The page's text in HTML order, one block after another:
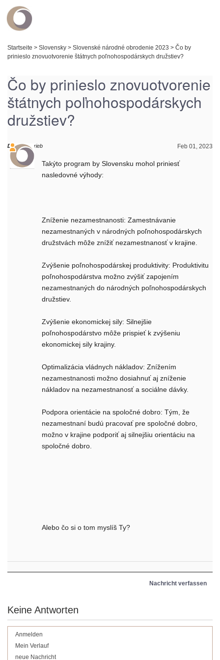
Startseite > Slovensky > Slovenské národné obrodenie 2023 > Čo by
prinieslo znovuotvorenie štátnych poľnohospodárskych družstiev?
Čo by prinieslo znovuotvorenie
štátnych poľnohospodárskych
družstiev?
Feb 01, 2023
Daniel schrieb
Takýto program by Slovensku mohol priniesť
nasledovné výhody:
Zníženie nezamestnanosti: Zamestnávanie
nezamestnaných v národných poľnohospodárskych
družstvách môže znížiť nezamestnanosť v krajine.
Zvýšenie poľnohospodárskej produktivity: Produktivitu
poľnohospodárstva možno zvýšiť zapojením
nezamestnaných do národných poľnohospodárskych
družstiev.
Zvýšenie ekonomickej sily: Silnejšie
poľnohospodárstvo môže prispieť k zvýšeniu
ekonomickej sily krajiny.
Optimalizácia vládnych nákladov: Znížením
nezamestnanosti možno dosiahnuť aj zníženie
nákladov na nezamestnanosť a sociálne dávky.
Podpora orientácie na spoločné dobro: Tým, že
nezamestnaní budú pracovať pre spoločné dobro,
možno v krajine podporiť aj silnejšiu orientáciu na
spoločné dobro.
Alebo čo si o tom myslíš Ty?
Nachricht verfassen
Keine Antworten
Anmelden
Mein Verlauf
neue Nachricht